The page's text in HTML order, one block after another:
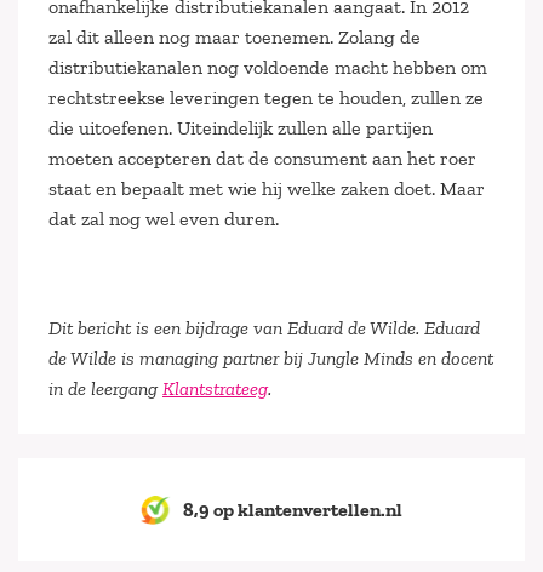
onafhankelijke distributiekanalen aangaat. In 2012
zal dit alleen nog maar toenemen. Zolang de
distributiekanalen nog voldoende macht hebben om
rechtstreekse leveringen tegen te houden, zullen ze
die uitoefenen. Uiteindelijk zullen alle partijen
moeten accepteren dat de consument aan het roer
staat en bepaalt met wie hij welke zaken doet. Maar
dat zal nog wel even duren.
Dit bericht is een bijdrage van Eduard de Wilde. Eduard
de Wilde is managing partner bij Jungle Minds en docent
in de leergangKlantstrateeg.
8,9 op klantenvertellen.nl